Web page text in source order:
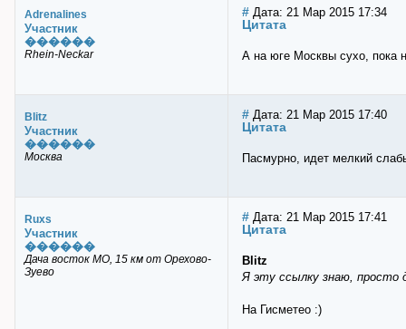
Adrenalines
Участник
������
Rhein-Neckar
# Дата: 21 Мар 2015 17:34
Цитата
А на юге Москвы сухо, пока
Blitz
Участник
������
Москва
# Дата: 21 Мар 2015 17:40
Цитата
Пасмурно, идет мелкий
Ruxs
Участник
������
Дача восток МО, 15 км от Орехово-
Зуево
# Дата: 21 Мар 2015 17:41
Цитата
Blitz
Я эту ссылку знаю, просто
На Гисметео :)